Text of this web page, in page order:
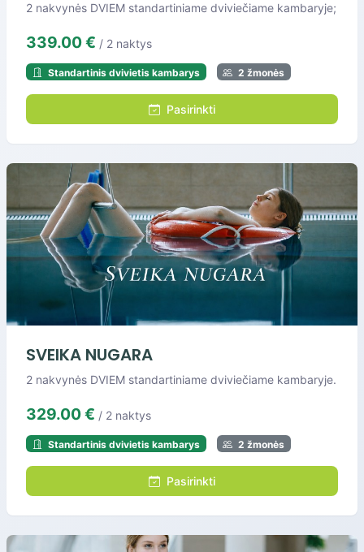
2 nakvynės DVIEM standartiniame dviviečiame kambaryje;
339.00 € / 2 naktys
Standartinis dvivietis kambarys 2 žmonės
Pasirinkti
SVEIKA NUGARA
2 nakvynės DVIEM standartiniame dviviečiame kambaryje.
329.00 € / 2 naktys
Standartinis dvivietis kambarys 2 žmonės
Pasirinkti